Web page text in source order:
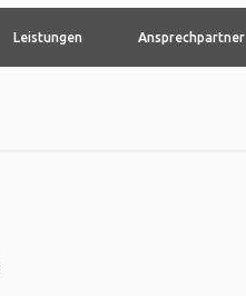
Leistungen Ansprechpartner